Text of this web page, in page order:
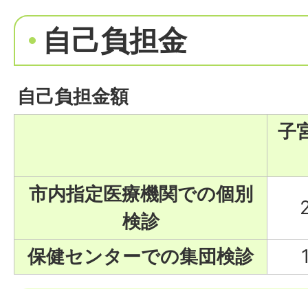
自己負担金
自己負担金額
子
市内指定医療機関での個別
検診
保健センターでの集団検診